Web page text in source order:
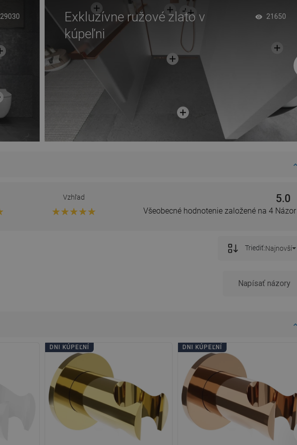
29030
Exkluzívne ružové zlato v
kúpeľni
21650
Vzhľad 5.0
Všeobecné hodnotenie založené na 4 Názor
Triediť:Najnovší
Defekty -
Názor sa týka tohto produktu
NataS
SWEDISH
PORTUGUESE